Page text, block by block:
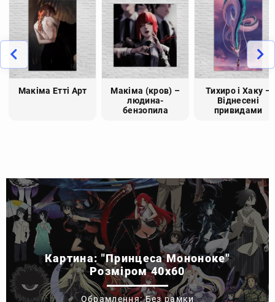
Макіма Етті Арт
Макіма (кров) –
людина-
бензопила
Тихиро і Хаку –
Віднесені
привидами
Картина: "Принцеса Мононоке"
Розміром 40x60
Обрамлення: Без рамки